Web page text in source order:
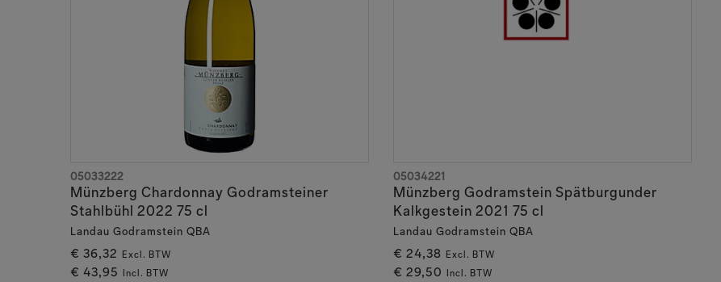
Münzberg Chardonnay Godramsteiner
Stahlbühl 2022 75 cl
Landau Godramstein QBA
€ 36,32 Excl. BTW
€ 43,95 Incl. BTW
05033222
Münzberg Godramstein Spätburgunder
Kalkgestein 2021 75 cl
Landau Godramstein QBA
€ 24,38 Excl. BTW
€ 29,50 Incl. BTW
05034221